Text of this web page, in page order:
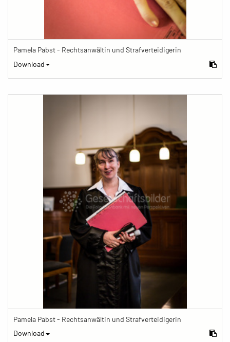
Pamela Pabst - Rechtsanwältin und Strafverteidigerin
Download
Pamela Pabst - Rechtsanwältin und Strafverteidigerin
Download